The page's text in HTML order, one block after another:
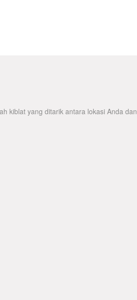
kiblat yang ditarik antara lokasi Anda dan